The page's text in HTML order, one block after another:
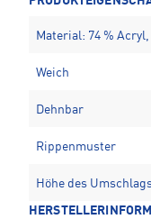
Material: 74 %
Weich
Dehnbar
Rippenmuster
Höhe des